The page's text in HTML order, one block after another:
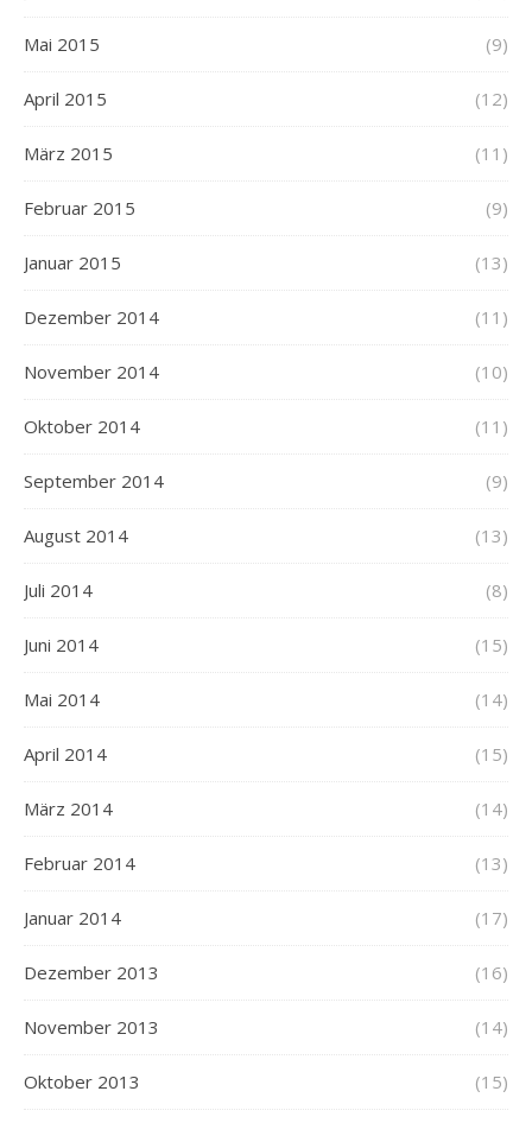
Mai 2015 (9)
April 2015 (12)
März 2015 (11)
Februar 2015 (9)
Januar 2015 (13)
Dezember 2014 (11)
November 2014 (10)
Oktober 2014 (11)
September 2014 (9)
August 2014 (13)
Juli 2014 (8)
Juni 2014 (15)
Mai 2014 (14)
April 2014 (15)
März 2014 (14)
Februar 2014 (13)
Januar 2014 (17)
Dezember 2013 (16)
November 2013 (14)
Oktober 2013 (15)